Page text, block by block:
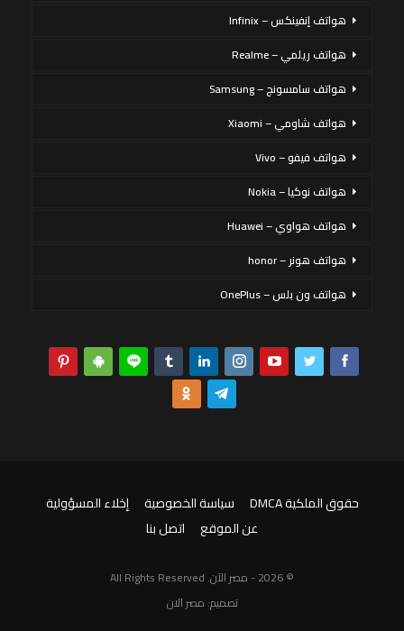
هواتف إنفينكس – Infinix
هواتف ريلمي – Realme
هواتف سامسونج – Samsung
هواتف شاومي – Xiaomi
هواتف فيفو – Vivo
هواتف نوكيا – Nokia
هواتف هواوي – Huawei
هواتف هونر – honor
هواتف ون بلس – OnePlus
حقوق الملكية DMCA سياسة الخصوصية
إخلاء المسؤولية
عن الموقع
اتصل بنا
© 2026 - مصر الآن. All Rights Reserved
تصميم: مصر الان